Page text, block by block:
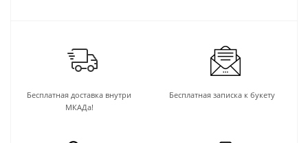
Бесплатная доставка внутри
МКАДа!
Бесплатная записка к букету